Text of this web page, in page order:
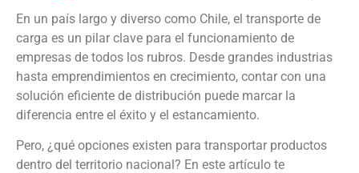
En un país largo y diverso como Chile, el transporte de
carga es un pilar clave para el funcionamiento de
empresas de todos los rubros. Desde grandes industrias
hasta emprendimientos en crecimiento, contar con una
solución eficiente de distribución puede marcar la
diferencia entre el éxito y el estancamiento.
Pero, ¿qué opciones existen para transportar productos
dentro del territorio nacional? En este artículo te